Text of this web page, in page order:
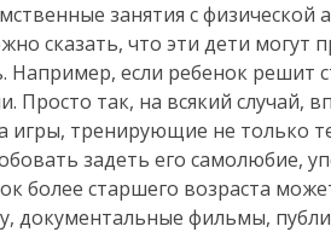
занятия с физической
сказать, что эти дети могут
Например, если ребенок решит
так, на всякий случай,
игры, тренирующие не только
задеть его самолюбие,
более старшего возраста
документальные фильмы,